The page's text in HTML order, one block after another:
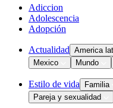
Adiccion
Adolescencia
Adopción
Actualidad America
Mexico
Mundo
Estilo de vida Familia
Pareja y sexualidad